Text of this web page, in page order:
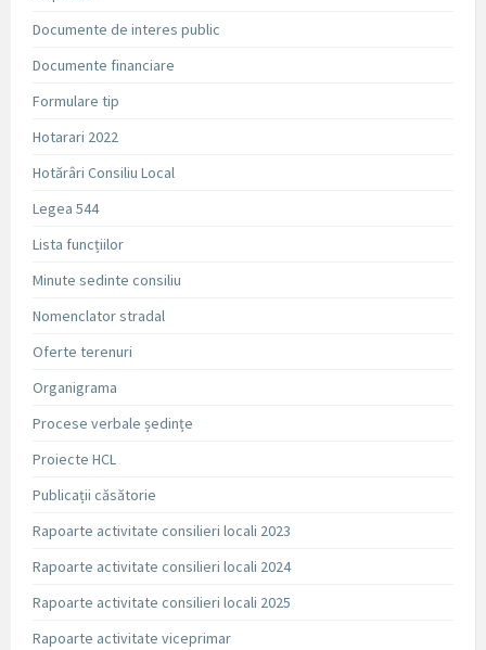
Documente de interes public
Documente financiare
Formulare tip
Hotarari 2022
Hotărâri Consiliu Local
Legea 544
Lista funcțiilor
Minute sedinte consiliu
Nomenclator stradal
Oferte terenuri
Organigrama
Procese verbale ședințe
Proiecte HCL
Publicații căsătorie
Rapoarte activitate consilieri locali 2023
Rapoarte activitate consilieri locali 2024
Rapoarte activitate consilieri locali 2025
Rapoarte activitate viceprimar